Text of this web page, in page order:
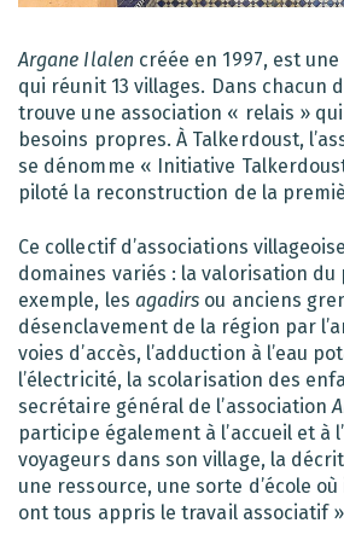
Argane Ilalencréée en 1997, est
qui réunit 13 villages. Dans chacun
trouve une association « relais »
besoins propres. À Talkerdoust,
se dénomme « Initiative
piloté la reconstruction de la
Ce collectif d’associations
domaines variés : la valorisation
exemple, les agadirs ou anciens
désenclavement de la région par
voies d’accès, l’adduction à l’eau
l’électricité, la scolarisation des
secrétaire général de l’association
participe également à l’accueil et à
voyageurs dans son village, la
une ressource, une sorte d’école
ont tous appris le travail associatif